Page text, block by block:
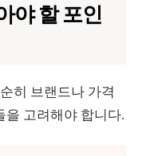
야 할 포인
히 브랜드나 가격
을 고려해야 합니다.